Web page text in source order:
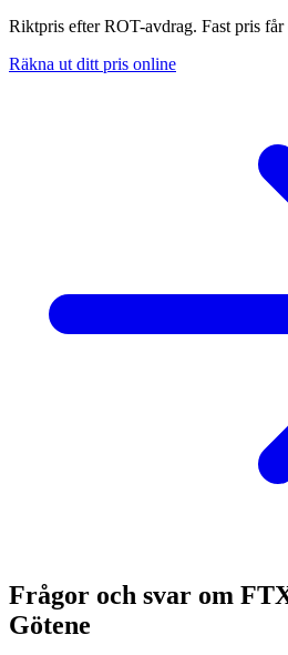
Riktpris efter ROT-avdrag. Fast pris får
Räkna ut ditt pris online
Frågor och svar om
Götene